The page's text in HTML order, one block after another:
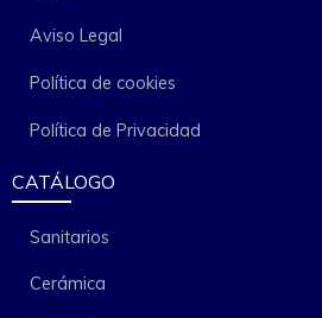
Aviso Legal
Política de cookies
Política de Privacidad
CATÁLOGO
Sanitarios
Cerámica